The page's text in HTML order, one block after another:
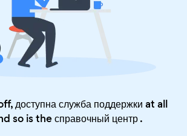
доступна служба поддержки at all
so is theсправочный центр.